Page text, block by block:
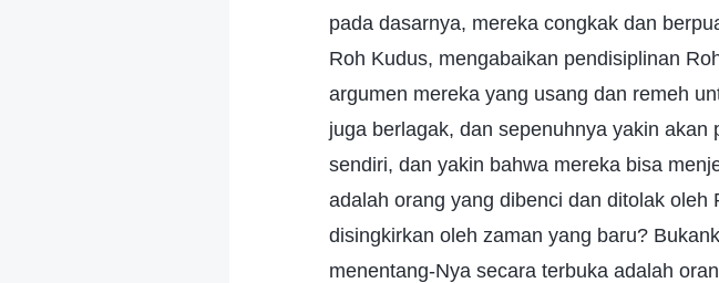
pada dasarnya, mereka congkak dan
Roh Kudus, mengabaikan pendisiplinan
argumen mereka yang usang dan remeh
juga berlagak, dan sepenuhnya yakin
sendiri, dan yakin bahwa mereka bisa
adalah orang yang dibenci dan ditolak
disingkirkan oleh zaman yang baru?
menentang-Nya secara terbuka adalah